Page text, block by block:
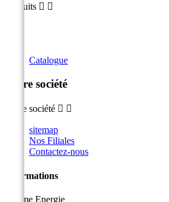
Produits  
Catalogue
Notre société
Notre société  
sitemap
Nos Filiales
Contactez-nous
Informations
Sicame Energie